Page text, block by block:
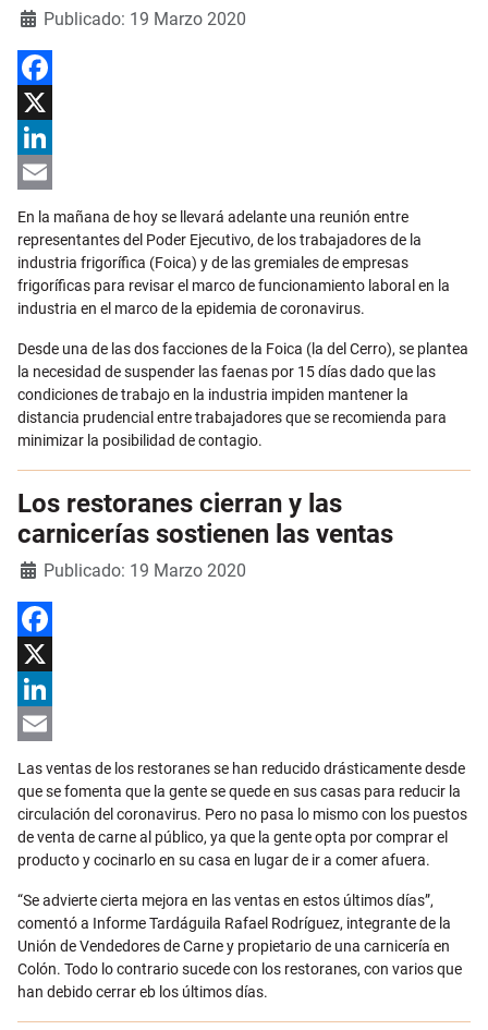
DetallesPublicado: 19 Marzo 2020
Facebook
X
LinkedIn
Email
En la mañana de hoy se llevará adelante una reunión entre
representantes del Poder Ejecutivo, de los trabajadores de la
industria frigorífica (Foica) y de las gremiales de empresas
frigoríficas para revisar el marco de funcionamiento laboral en la
industria en el marco de la epidemia de coronavirus.
Desde una de las dos facciones de la Foica (la del Cerro), se plantea
la necesidad de suspender las faenas por 15 días dado que las
condiciones de trabajo en la industria impiden mantener la
distancia prudencial entre trabajadores que se recomienda para
minimizar la posibilidad de contagio.
Los restoranes cierran y las
carnicerías sostienen las ventas
DetallesPublicado: 19 Marzo 2020
Facebook
X
LinkedIn
Las ventas de los restoranes se han reducido drásticamente desde
que se fomenta que la gente se quede en sus casas para reducir la
circulación del coronavirus. Pero no pasa lo mismo con los puestos
de venta de carne al público, ya que la gente opta por comprar el
producto y cocinarlo en su casa en lugar de ir a comer afuera.
“Se advierte cierta mejora en las ventas en estos últimos días”,
comentó a Informe Tardáguila Rafael Rodríguez, integrante de la
Unión de Vendedores de Carne y propietario de una carnicería en
Colón. Todo lo contrario sucede con los restoranes, con varios que
han debido cerrar eb los últimos días.